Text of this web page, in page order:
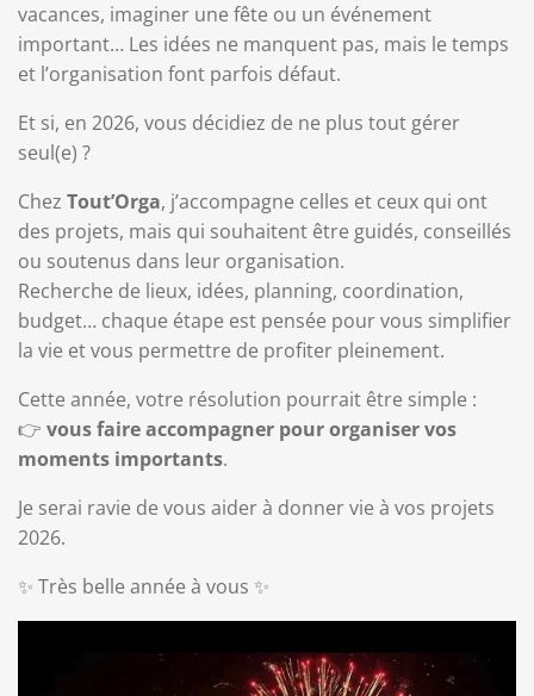
vacances, imaginer une fête ou un événement
important… Les idées ne manquent pas, mais le temps
et l’organisation font parfois défaut.
Et si, en 2026, vous décidiez de ne plus tout gérer
seul(e) ?
Chez Tout’Orga, j’accompagne celles et ceux qui ont
des projets, mais qui souhaitent être guidés, conseillés
ou soutenus dans leur organisation.
Recherche de lieux, idées, planning, coordination,
budget… chaque étape est pensée pour vous simplifier
la vie et vous permettre de profiter pleinement.
Cette année, votre résolution pourrait être simple :
👉 vous faire accompagner pour organiser vos
moments importants.
Je serai ravie de vous aider à donner vie à vos projets
2026.
✨ Très belle année à vous ✨